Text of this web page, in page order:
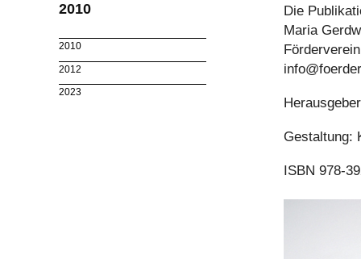
2010
2010
2012
2023
Die
Maria
Gestaltung:
ISBN 978-